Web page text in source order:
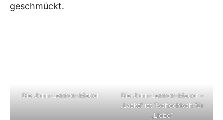
geschmückt.
Die John-Lennon-Mauer
Die John-Lennon-Mauer –
„Laska“ ist Tschechisch für
„Liebe“